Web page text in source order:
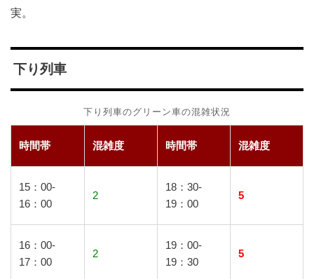
実。
下り列車
下り列車のグリーン車の混雑状況
時間帯 混雑度 時間帯 混雑度
15：00-
16：00
2
18：30-
19：00
5
16：00-
17：00
2
19：00-
19：30
5